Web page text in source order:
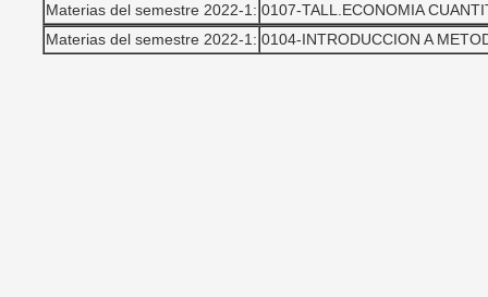
Materias del semestre 2022-1: 0107-TALL.ECONOMIA
Materias del semestre 2022-1: 0104-INTRODUCCION A